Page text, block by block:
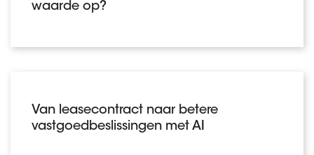
waarde op?
Van leasecontract naar betere
vastgoedbeslissingen met AI